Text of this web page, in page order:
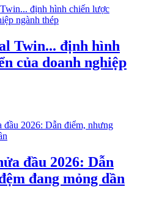
Twin... định hình
của doanh nghiệp
đầu 2026: Dẫn
đang mỏng dần